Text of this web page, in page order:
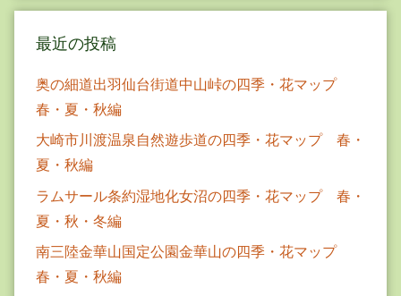
最近の投稿
奥の細道出羽仙台街道中山峠の四季・花マップ
春・夏・秋編
大崎市川渡温泉自然遊歩道の四季・花マップ 春・
夏・秋編
ラムサール条約湿地化女沼の四季・花マップ 春・
夏・秋・冬編
南三陸金華山国定公園金華山の四季・花マップ
春・夏・秋編